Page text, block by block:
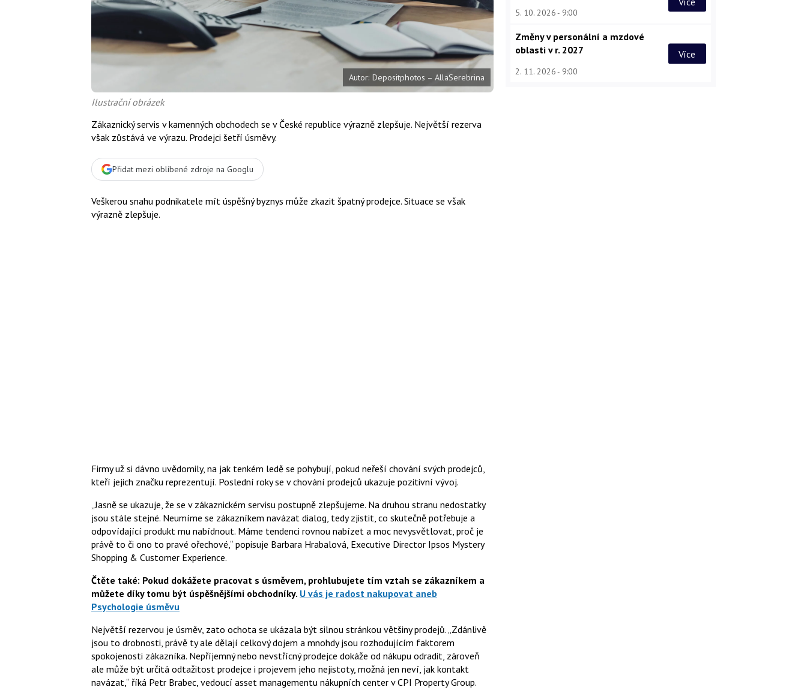
Autor: Depositphotos – AllaSerebrina
Ilustrační obrázek
Zákaznický servis v kamenných obchodech se v České republice výrazně zlepšuje. Největší rezerva
však zůstává ve výrazu. Prodejci šetří úsměvy.
Přidat mezi oblíbené zdroje na Googlu
Veškerou snahu podnikatele mít úspěšný byznys může zkazit špatný prodejce. Situace se však
výrazně zlepšuje.
Firmy už si dávno uvědomily, na jak tenkém ledě se pohybují, pokud neřeší chování svých prodejců,
kteří jejich značku reprezentují. Poslední roky se v chování prodejců ukazuje pozitivní vývoj.
Jasně se ukazuje, že se v zákaznickém servisu postupně zlepšujeme. Na druhou stranu nedostatky
jsou stále stejné. Neumíme se zákazníkem navázat dialog, tedy zjistit, co skutečně potřebuje a
odpovídající produkt mu nabídnout. Máme tendenci rovnou nabízet a moc nevysvětlovat, proč je
právě to či ono to pravé ořechové,
popisuje Barbara Hrabalová, Executive Director Ipsos Mystery
Shopping & Customer Experience.
Čtěte také: Pokud dokážete pracovat s úsměvem, prohlubujete tím vztah se zákazníkem a
můžete díky tomu být úspěšnějšími obchodníky. U vás je radost nakupovat aneb
Psychologie úsměvu
Největší rezervou je úsměv, zato ochota se ukázala být silnou stránkou většiny prodejů. „Zdánlivě
jsou to drobnosti, právě ty ale dělají celkový dojem a mnohdy jsou rozhodujícím faktorem
spokojenosti zákazníka. Nepříjemný nebo nevstřícný prodejce dokáže od nákupu odradit, zároveň
ale může být určitá odtažitost prodejce i projevem jeho nejistoty, možná jen neví, jak kontakt
navázat,“ říká Petr Brabec , vedoucí asset managementu nákupních center v CPI Property Group.
5. 10. 2026 9:00
Změny v personální a mzdové
oblasti v r. 2027
2. 11. 2026 9:00
Více